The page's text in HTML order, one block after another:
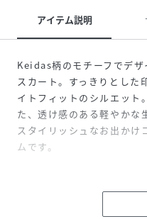
アイテム説明
Keidas柄のモチーフでデ
スカート。すっきりとした
イトフィットのシルエット
た、透け感のある軽やかな
スタイリッシュなお出かけ
ムです。
テキスタイル：Keidas(ケ
DESIGNER：